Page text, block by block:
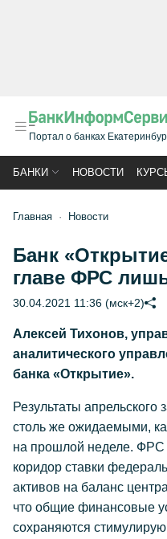
Портал о банках
БАНКИ НОВОСТИ
Главная Новости
Банк
главе ФРС
30.04.2021 11:36 (мск+2)
Алексей Тихонов,
аналитического
банка «Открытие».
Результаты
столь же ожидаемыми,
на прошлой неделе.
коридор ставки
активов на баланс
что общие финансовые
сохраняются